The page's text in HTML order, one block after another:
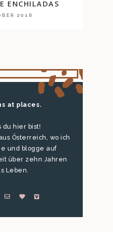
ENCHILADAS
2016
at places.
du hier bist!
Österreich, wo ich
und blogge auf
über zehn Jahren
Leben.